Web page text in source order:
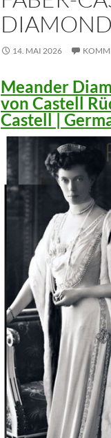
14. MAI 2026
Meander
von Castell
Castell |